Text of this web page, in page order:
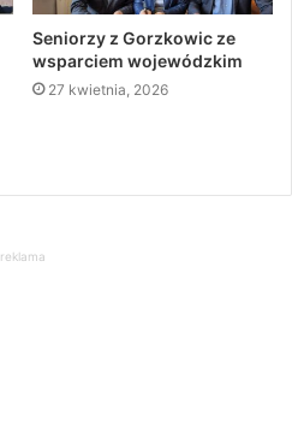
Seniorzy z Gorzkowic ze
wsparciem wojewódzkim
27 kwietnia, 2026
reklama